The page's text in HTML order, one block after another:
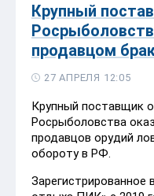
Крупный
продавцом
27 АПРЕЛЯ 12:05
Крупный поставщик
Росрыболовства
продавцов орудий
обороту в РФ.